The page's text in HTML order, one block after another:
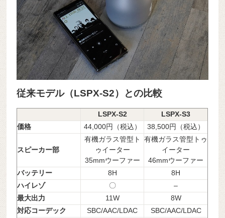
従来モデル（LSPX-S2）との比較
LSPX-S2
LSPX-S3
価格
44,000円（税込） 38,500円（税込）
スピーカー部
有機ガラス管型ト
ゥイーター
35mmウーファー
有機ガラス管型トゥ
イーター
46mmウーファー
バッテリー
8H
8H
ハイレゾ
〇
–
最大出力
11W
8W
対応コーデック
SBC/AAC/LDAC
SBC/AAC/LDAC